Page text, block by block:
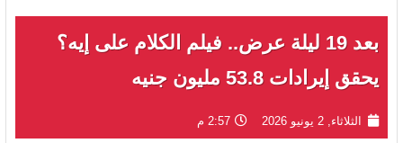
بعد 19 ليلة عرض.. فيلم الكلام على إيه؟
يحقق إيرادات 53.8 مليون جنيه
الثلاثاء, 2 يونيو 2026 2:57 م